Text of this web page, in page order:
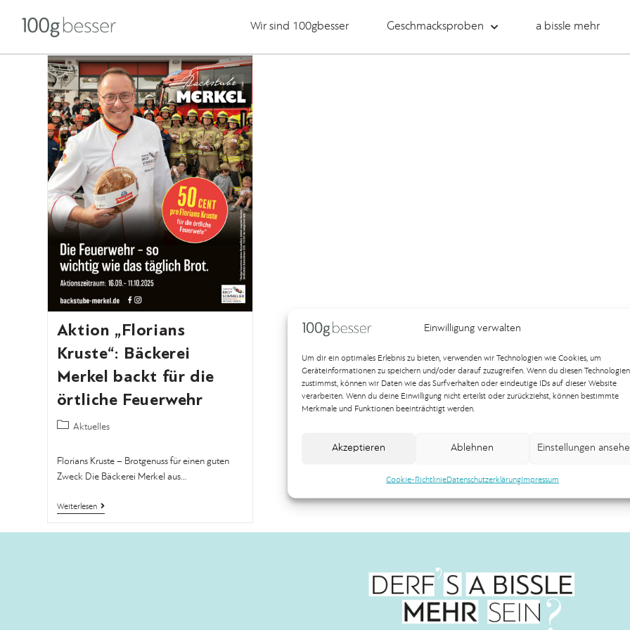
Einwilligung verwalten
Um dir ein optimales Erlebnis zu bieten, verwenden wir Technologien wie Cookies, um
Geräteinformationen zu speichern und/oder darauf zuzugreifen. Wenn du diesen Technologien
zustimmst, können wir Daten wie das Surfverhalten oder eindeutige IDs auf dieser Website
verarbeiten. Wenn du deine Einwilligung nicht erteilst oder zurückziehst, können bestimmte
Merkmale und Funktionen beeinträchtigt werden.
Akzeptieren Ablehnen Einstellungen
Cookie-RichtlinieDatenschutzerklärungImpressum
Wir sind 100gbesser Geschmacksproben a bissle mehr
Aktion „Florians
Kruste“: Bäckerei
Merkel backt für die
örtliche Feuerwehr
Aktuelles
Florians Kruste – Brotgenuss für einen guten
Zweck Die Bäckerei Merkel aus…
Weiterlesen